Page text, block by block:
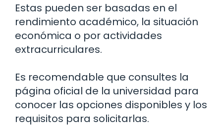
Estas pueden ser basadas en el
rendimiento académico, la situación
económica o por actividades
extracurriculares.
Es recomendable que consultes la
página oficial de la universidad para
conocer las opciones disponibles y los
requisitos para solicitarlas.